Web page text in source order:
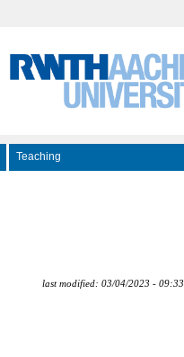
Teaching
last modified: 03/04/2023 - 09:33